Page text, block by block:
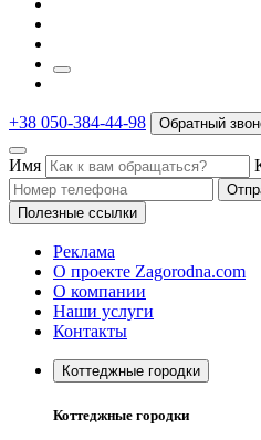
+38 050-384-44-98 Обратный
Имя
Полезные ссылки
Реклама
О проекте Zagorodna.com
О компании
Наши услуги
Контакты
Коттеджные городки
Коттеджные городки